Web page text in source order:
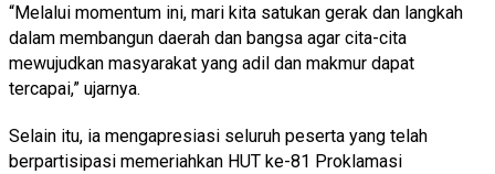
“Melalui momentum ini, mari kita satukan gerak dan langkah
dalam membangun daerah dan bangsa agar cita-cita
mewujudkan masyarakat yang adil dan makmur dapat
tercapai,” ujarnya.
Selain itu, ia mengapresiasi seluruh peserta yang telah
berpartisipasi memeriahkan HUT ke-81 Proklamasi